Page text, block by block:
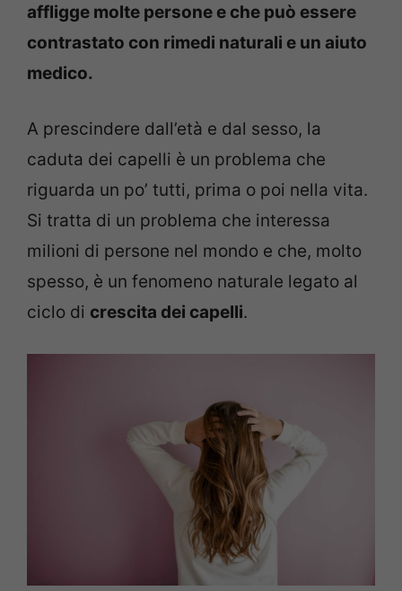
affligge molte persone e che può essere
contrastato con rimedi naturali e un aiuto
medico.
A prescindere dall’età e dal sesso, la
caduta dei capelli è un problema che
riguarda un po’ tutti, prima o poi nella vita.
Si tratta di un problema che interessa
milioni di persone nel mondo e che, molto
spesso, è un fenomeno naturale legato al
ciclo di crescita dei capelli.